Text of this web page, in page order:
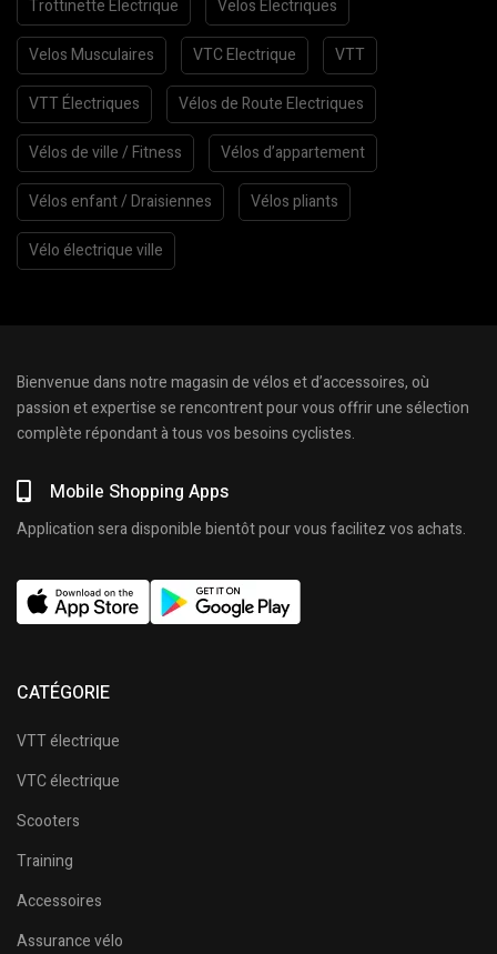
Trottinette Electrique Velos Electriques
Velos Musculaires VTC Electrique VTT
VTT Électriques Vélos de Route Electriques
Vélos de ville / Fitness Vélos d’appartement
Vélos enfant / Draisiennes Vélos pliants
Vélo électrique ville
Bienvenue dans notre magasin de vélos et d’accessoires, où
passion et expertise se rencontrent pour vous offrir une sélection
complète répondant à tous vos besoins cyclistes.
Mobile Shopping Apps
Application sera disponible bientôt pour vous facilitez vos achats.
CATÉGORIE
VTT électrique
VTC électrique
Scooters
Training
Accessoires
Assurance vélo